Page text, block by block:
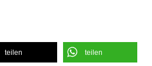
teilen teilen